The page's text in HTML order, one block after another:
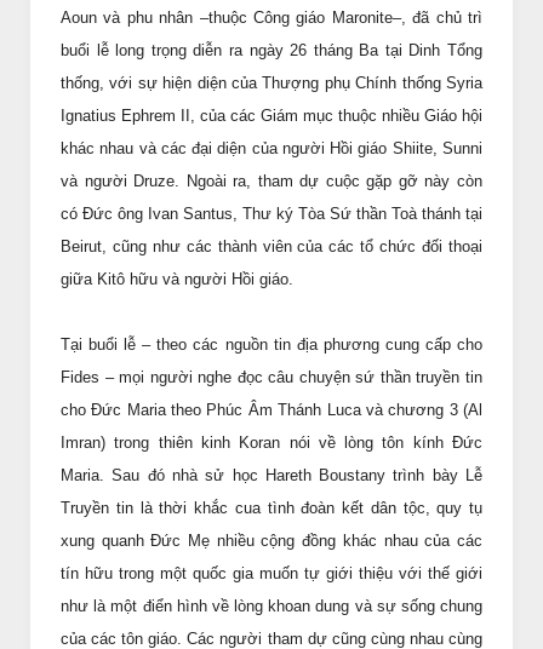
Aoun và phu nhân –thuộc Công giáo Maronite–, đã chủ trì
buổi lễ long trọng diễn ra ngày 26 tháng Ba tại Dinh Tổng
thống, với sự hiện diện của Thượng phụ Chính thống Syria
Ignatius Ephrem II, của các Giám mục thuộc nhiều Giáo hội
khác nhau và các đại diện của người Hồi giáo Shiite, Sunni
và người Druze. Ngoài ra, tham dự cuộc gặp gỡ này còn
có Đức ông Ivan Santus, Thư ký Tòa Sứ thần Toà thánh tại
Beirut, cũng như các thành viên của các tổ chức đối thoại
giữa Kitô hữu và người Hồi giáo.
Tại buổi lễ – theo các nguồn tin địa phương cung cấp cho
Fides – mọi người nghe đọc câu chuyện sứ thần truyền tin
cho Đức Maria theo Phúc Âm Thánh Luca và chương 3 (Al
Imran) trong thiên kinh Koran nói về lòng tôn kính Đức
Maria. Sau đó nhà sử học Hareth Boustany trình bày Lễ
Truyền tin là thời khắc cua tình đoàn kết dân tộc, quy tụ
xung quanh Đức Mẹ nhiều cộng đồng khác nhau của các
tín hữu trong một quốc gia muốn tự giới thiệu với thế giới
như là một điển hình về lòng khoan dung và sự sống chung
của các tôn giáo. Các người tham dự cũng cùng nhau cùng